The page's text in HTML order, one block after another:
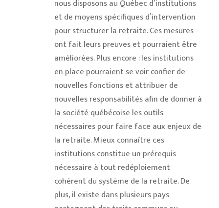
nous disposons au Québec d’institutions
et de moyens spécifiques d’intervention
pour structurer la retraite. Ces mesures
ont fait leurs preuves et pourraient être
améliorées. Plus encore : les institutions
en place pourraient se voir confier de
nouvelles fonctions et attribuer de
nouvelles responsabilités afin de donner à
la société québécoise les outils
nécessaires pour faire face aux enjeux de
la retraite. Mieux connaître ces
institutions constitue un prérequis
nécessaire à tout redéploiement
cohérent du système de la retraite. De
plus, il existe dans plusieurs pays